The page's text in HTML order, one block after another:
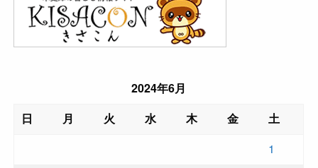
2024年6月
日
月 火 水 木 金
土
1